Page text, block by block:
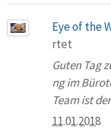
Eye of the
rtet
Guten Tag
ng im
Team ist
11.01.2018